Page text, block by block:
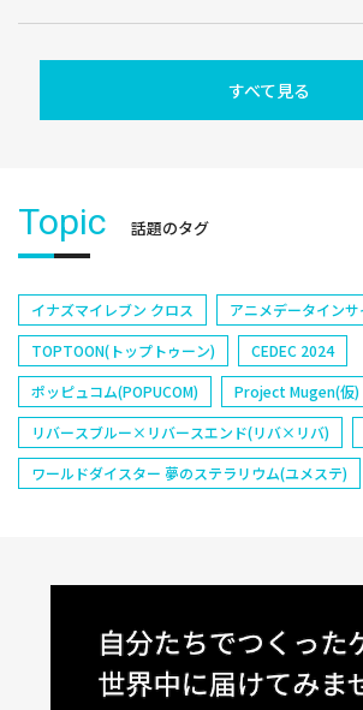
すべて見る
Topic 話題のタグ
イナズマイレブン クロス
アニメデータイン
TOPTOON(トップトゥーン)
CEDEC 2024
ポッピュコム(POPUCOM)
Project Mugen(仮)
リバースブルー×リバースエンド(リバ×リバ)
ワールドダイスター 夢のステラリウム(ユメステ)